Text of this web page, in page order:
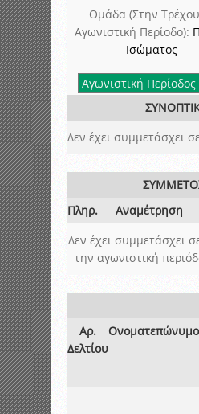
Ομάδα (Στην
Αγωνιστική Περίοδο):
Ισώματος
Δεν έχει συμμετάσχει
Πληρ.
Αναμέτρηση
Δεν έχει συμμετάσχει
την αγωνιστική
Αρ.
Δελτίου
Ονοματεπώνυμο